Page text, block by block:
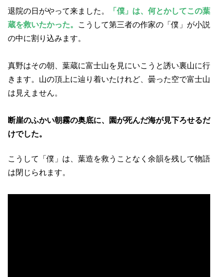
退院の日がやって来ました。
「僕」は、何とかしてこの葉
蔵を救いたかった。
こうして第三者の作家の「僕」が小説
の中に割り込みます。
真野はその朝、葉蔵に富士山を見にいこうと誘い裏山に行
きます。山の頂上に辿り着いたけれど、曇った空で富士山
は見えません。
断崖のふかい朝霧の奥底に、園が死んだ海が見下ろせるだ
けでした。
こうして「僕」は、葉造を救うことなく余韻を残して物語
は閉じられます。